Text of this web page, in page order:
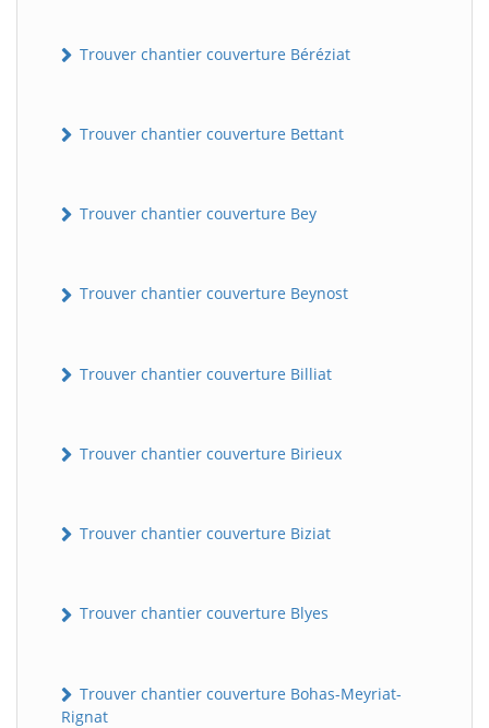
Trouver chantier couverture Béréziat
Trouver chantier couverture Bettant
Trouver chantier couverture Bey
Trouver chantier couverture Beynost
Trouver chantier couverture Billiat
Trouver chantier couverture Birieux
Trouver chantier couverture Biziat
Trouver chantier couverture Blyes
Trouver chantier couverture Bohas-Meyriat-
Rignat